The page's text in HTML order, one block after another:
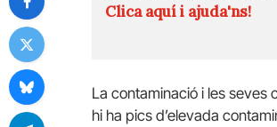
Clica aquí i ajuda'ns!
La contaminació i les
hi ha pics d’elevada